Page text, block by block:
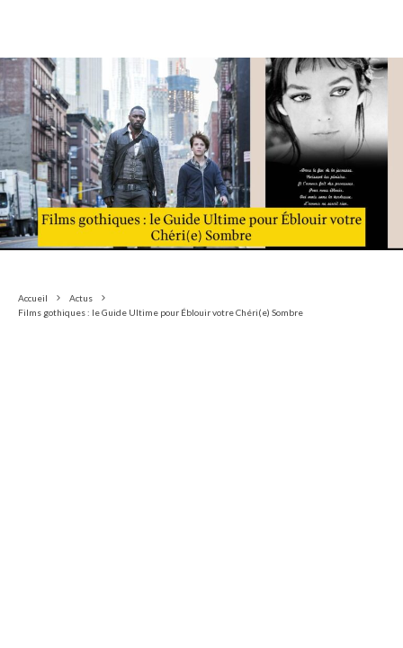
Accueil
Actus
Films gothiques : le Guide Ultime pour Éblouir votre Chéri(e) Sombre